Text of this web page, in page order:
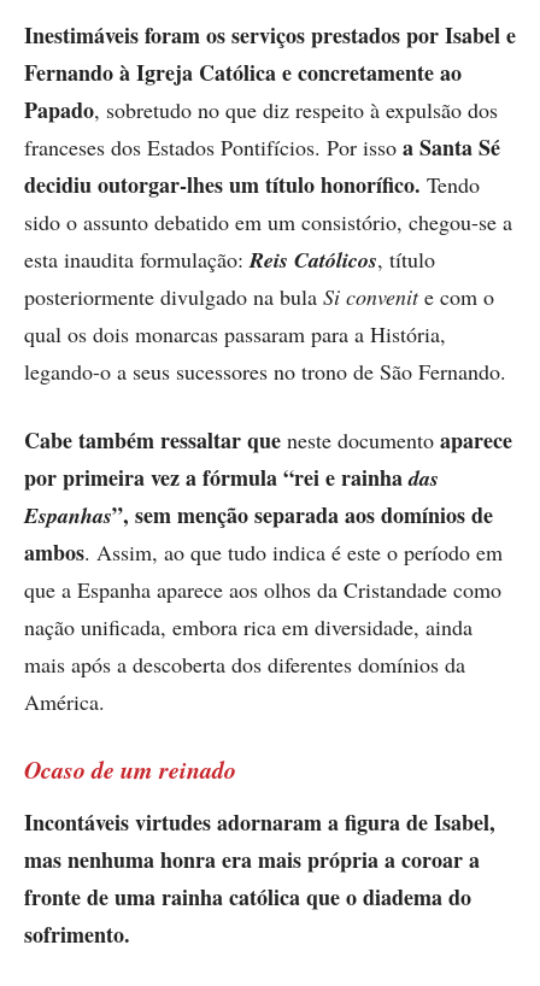
Inestimáveis foram os serviços prestados por Isabel e
Fernando à Igreja Católica e concretamente ao
Papado, sobretudo no que diz respeito à expulsão dos
franceses dos Estados Pontifícios. Por isso a Santa Sé
decidiu outorgar-lhes um título honorífico. Tendo
sido o assunto debatido em um consistório, chegou-se a
esta inaudita formulação:Reis Católicos, título
posteriormente divulgado na bula Si convenite com o
qual os dois monarcas passaram para a História,
legando-o a seus sucessores no trono de São Fernando.
Cabe também ressaltar que neste documento aparece
por primeira vez a fórmula “rei e rainhadas
Espanhas”, sem menção separada aos domínios de
ambos. Assim, ao que tudo indica é este o período em
que a Espanha aparece aos olhos da Cristandade como
nação unificada, embora rica em diversidade, ainda
mais após a descoberta dos diferentes domínios da
América.
Ocaso de um reinado
Incontáveis virtudes adornaram a figura de Isabel,
mas nenhuma honra era mais própria a coroar a
fronte de uma rainha católica que o diadema do
sofrimento.